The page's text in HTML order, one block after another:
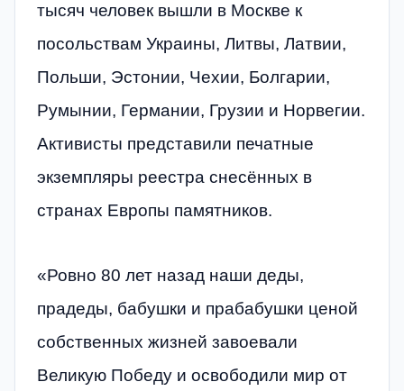
тысяч человек вышли в Москве к
посольствам Украины, Литвы, Латвии,
Польши, Эстонии, Чехии, Болгарии,
Румынии, Германии, Грузии и Норвегии.
Активисты представили печатные
экземпляры реестра снесённых в
странах Европы памятников.
«Ровно 80 лет назад наши деды,
прадеды, бабушки и прабабушки ценой
собственных жизней завоевали
Великую Победу и освободили мир от